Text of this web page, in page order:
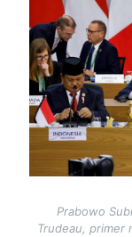
Prabowo
Trudeau, primer